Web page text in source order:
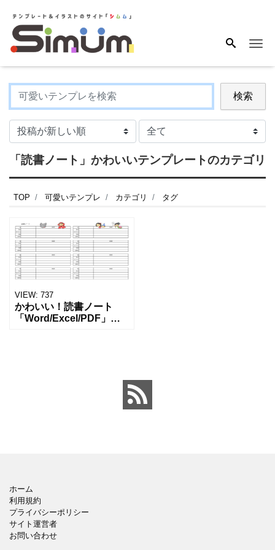
検索
「読書ノート」かわいいテンプレートのカテゴリ
TOP 可愛いテンプレ カテゴリ タグ
VIEW: 737
かわいい！読書ノート
「Word/Excel/PDF」無
ホーム
利用規約
プライバシーポリシー
サイト運営者
お問い合わせ